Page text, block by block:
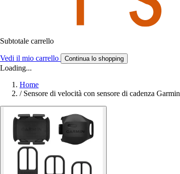
Subtotale carrello
Vedi il mio carrello Continua lo shopping
Loading...
Home
/ Sensore di velocità con sensore di cadenza Garmin